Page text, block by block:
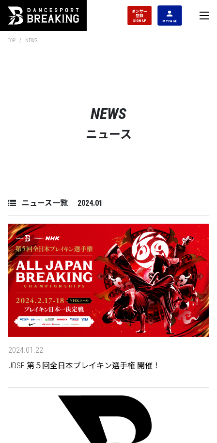
ダンサー
登録
SIGN UP MY PAGE
TOP NEWS
NEWS
ニュース
ニュース一覧 2024.01
2024.01.22
JDSF 第５回全日本ブレイキン選手権 開催！